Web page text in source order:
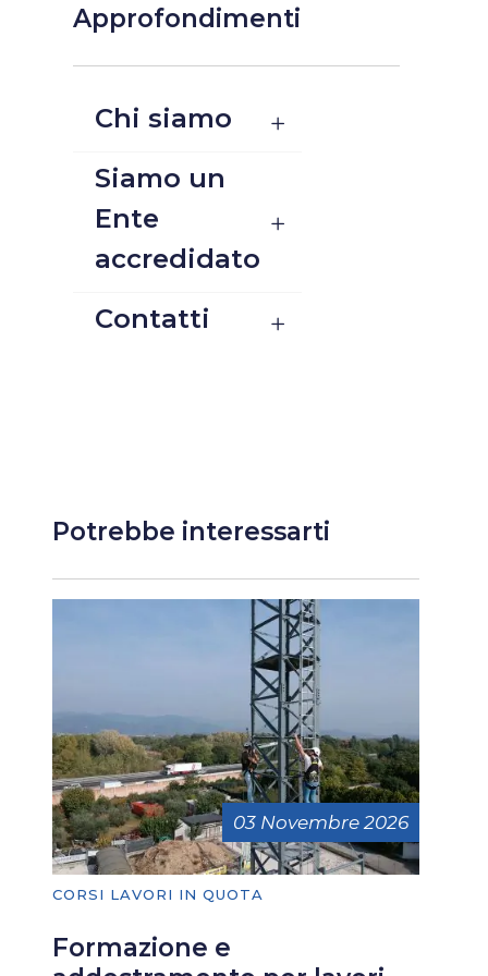
Approfondimenti
Chi siamo
Siamo un
Ente
accredidato
Contatti
Potrebbe interessarti
03 Novembre 2026
CORSI LAVORI IN QUOTA
Formazione e